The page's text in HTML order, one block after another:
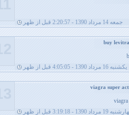
جمعه 14 مرداد 1390 - 2:20:57 قبل از ظهر
يکشنبه 16 مرداد 1390 - 4:05:05 قبل از ظهر
19 مرداد 1390 - 3:19:18 قبل از ظهر